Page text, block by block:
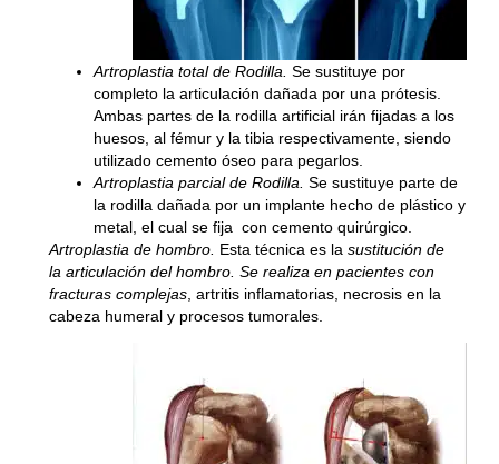
Artroplastia total de Rodilla. Se sustituye por
completo la articulación dañada por una prótesis.
Ambas partes de la rodilla artificial irán fijadas a los
huesos, al fémur y la tibia respectivamente, siendo
utilizado cemento óseo para pegarlos.
Artroplastia parcial de Rodilla. Se sustituye parte de
la rodilla dañada por un implante hecho de plástico y
metal, el cual se fija con cemento quirúrgico.
Artroplastia de hombro. Esta técnica es la sustitución de
la articulación del hombro. Se realiza en pacientes con
fracturas complejas, artritis inflamatorias, necrosis en la
cabeza humeral y procesos tumorales.